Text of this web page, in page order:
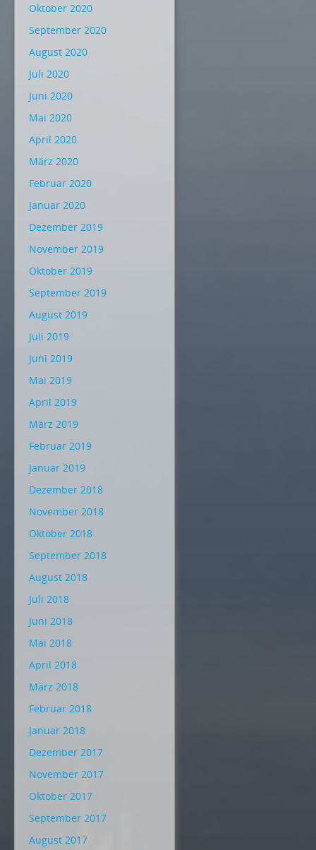
Oktober 2020
September 2020
August 2020
Juli 2020
Juni 2020
Mai 2020
April 2020
März 2020
Februar 2020
Januar 2020
Dezember 2019
November 2019
Oktober 2019
September 2019
August 2019
Juli 2019
Juni 2019
Mai 2019
April 2019
März 2019
Februar 2019
Januar 2019
Dezember 2018
November 2018
Oktober 2018
September 2018
August 2018
Juli 2018
Juni 2018
Mai 2018
April 2018
März 2018
Februar 2018
Januar 2018
Dezember 2017
November 2017
Oktober 2017
September 2017
August 2017